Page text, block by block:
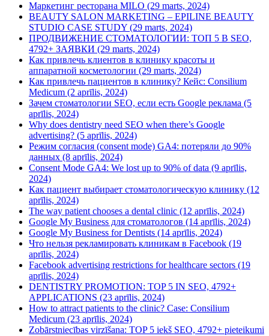
Маркетинг ресторана MILO (29 marts, 2024)
BEAUTY SALON MARKETING – EPILINE BEAUTY
STUDIO CASE STUDY (29 marts, 2024)
ПРОДВИЖЕНИЕ СТОМАТОЛОГИИ: ТОП 5 В SEO,
4792+ ЗАЯВКИ (29 marts, 2024)
Как привлечь клиентов в клинику красоты и
аппаратной косметологии (29 marts, 2024)
Как привлечь пациентов в клинику? Кейс: Consilium
Medicum (2 aprīlis, 2024)
Зачем стоматологии SEO, если есть Google реклама (5
aprīlis, 2024)
Why does dentistry need SEO when there’s Google
advertising? (5 aprīlis, 2024)
Режим согласия (consent mode) GA4: потеряли до 90%
данных (8 aprīlis, 2024)
Consent Mode GA4: We lost up to 90% of data (9 aprīlis,
2024)
Как пациент выбирает стоматологическую клинику (12
aprīlis, 2024)
The way patient chooses a dental clinic (12 aprīlis, 2024)
Google My Business для стоматологов (14 aprīlis, 2024)
Google My Business for Dentists (14 aprīlis, 2024)
Что нельзя рекламировать клиникам в Facebook (19
aprīlis, 2024)
Facebook advertising restrictions for healthcare sectors (19
aprīlis, 2024)
DENTISTRY PROMOTION: TOP 5 IN SEO, 4792+
APPLICATIONS (23 aprīlis, 2024)
How to attract patients to the clinic? Case: Consilium
Medicum (23 aprīlis, 2024)
Zobārstniecības virzīšana: TOP 5 iekš SEO, 4792+ pieteikumi